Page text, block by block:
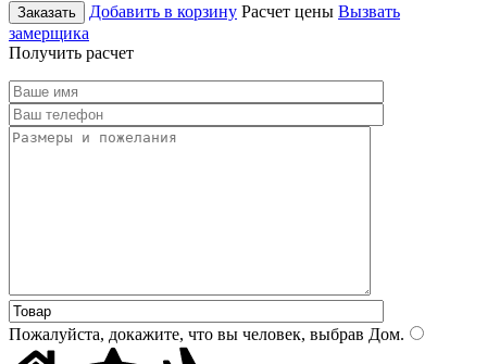
Заказать Добавить в корзину Расчет цены Вызвать
замерщика
Получить расчет
Пожалуйста, докажите, что вы человек, выбрав Дом.